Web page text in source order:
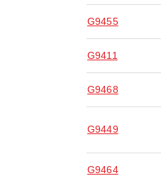
G9455
G9411
G9468
G9449
G9464